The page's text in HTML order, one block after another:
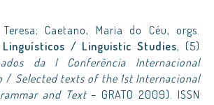
Caetano, Maria do Céu, orgs.
Linguísticos / Linguistic Studies, (5)
da I Conferência Internacional
/ Selected texts of the 1st Internacional
and Text– GRATO 2009). ISSN